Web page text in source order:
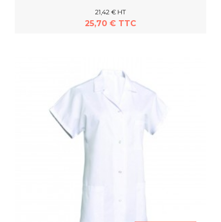
En savoir plus
21,42 € HT
25,70 € TTC